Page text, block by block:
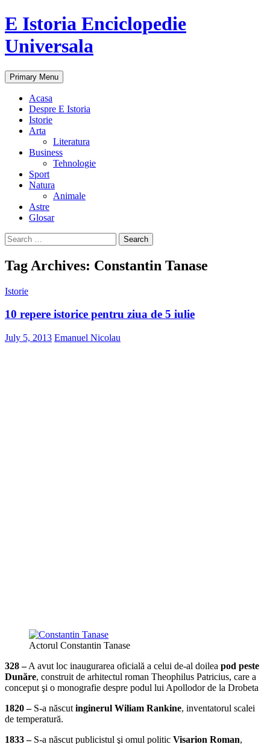
E Istoria Enciclopedie
Universala
Search
Primary Menu Skip
to
Acasa
Despre E Istoria
Istorie
Arta
Literatura
Business
Tehnologie
Sport
Natura
Animale
Astre
Glosar
Search
for:
Tag Archives: Constantin Tanase
Istorie
10 repere istorice pentru ziua de 5 iulie
July 5, 2013 Emanuel Nicolau
Actorul Constantin Tanase
328 –A avut loc inaugurarea oficială a celui de-al doilea pod peste
Dunăre, construit de arhitectul roman Theophilus Patricius, care a
conceput şi o monografie despre podul lui Apollodor de la Drobeta
1820 – S-a născut inginerul Wiliam Rankine, inventatorul scalei
de temperatură.
1833 –S-a născut publicistul şi omul politic Visarion Roman,